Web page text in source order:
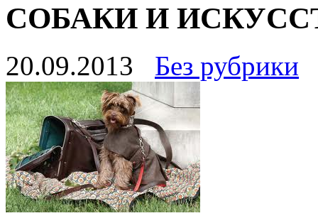
СОБАКИ И
20.09.2013 Без рубрики